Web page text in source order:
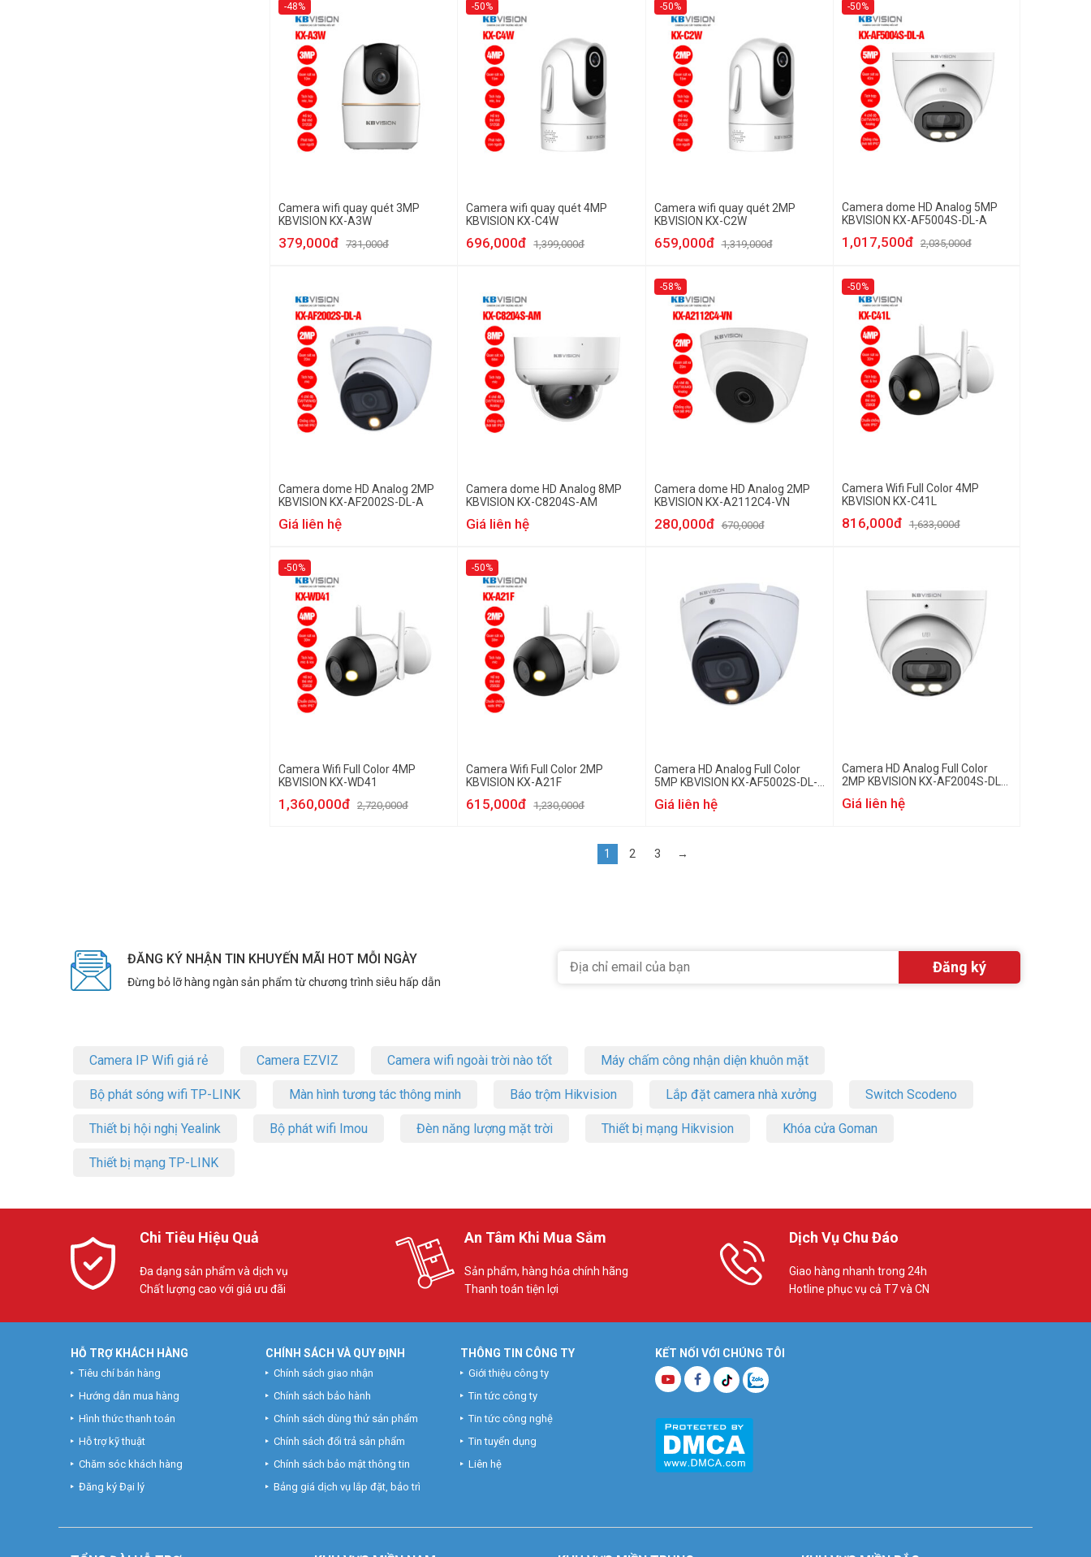
-48%
Camera wifi quay quét 3MP
KBVISION KX-A3W
379,000đ 731,000đ
-50%
Camera wifi quay quét 4MP
KBVISION KX-C4W
696,000đ 1,399,000đ
-50%
Camera wifi quay quét 2MP
KBVISION KX-C2W
659,000đ 1,319,000đ
-50%
Camera dome HD Analog 5MP
KBVISION KX-AF5004S-DL-A
1,017,500đ 2,035,000đ
Camera dome HD Analog 2MP
KBVISION KX-AF2002S-DL-A
Giá liên hệ
Camera dome HD Analog 8MP
KBVISION KX-C8204S-AM
Giá liên hệ
-58%
Camera dome HD Analog 2MP
KBVISION KX-A2112C4-VN
280,000đ 670,000đ
-50%
Camera Wifi Full Color 4MP
KBVISION KX-C41L
816,000đ 1,633,000đ
-50%
Camera Wifi Full Color 4MP
KBVISION KX-WD41
1,360,000đ 2,720,000đ
-50%
Camera Wifi Full Color 2MP
KBVISION KX-A21F
615,000đ 1,230,000đ
Camera HD Analog Full Color
5MP KBVISION KX-AF5002S-DL-
Giá liên hệ
Camera HD Analog Full Color
2MP KBVISION KX-AF2004S-DL-
Giá liên hệ
1 2 3 →
ĐĂNG KÝ NHẬN TIN KHUYẾN MÃI HOT MỖI NGÀY
Đừng bỏ lỡ hàng ngàn sản phẩm từ chương trình siêu hấp dẫn
Camera IP Wifi giá rẻ Camera EZVIZ Camera wifi ngoài trời nào tốt Máy chấm công nhận diện khuôn mặt
Bộ phát sóng wifi TP-LINK Màn hình tương tác thông minh Báo trộm Hikvision Lắp đặt camera nhà xưởng Switch Scodeno
Thiết bị hội nghị Yealink Bộ phát wifi Imou Đèn năng lượng mặt trời Thiết bị mạng Hikvision Khóa cửa Goman
Thiết bị mạng TP-LINK
Chi Tiêu Hiệu Quả
Đa dạng sản phẩm và dịch vụ
Chất lượng cao với giá ưu đãi
An Tâm Khi Mua Sắm
Sản phẩm, hàng hóa chính hãng
Thanh toán tiện lợi
Dịch Vụ Chu Đáo
Giao hàng nhanh trong 24h
Hotline phục vụ cả T7 và CN
KẾT NỐI VỚI CHÚNG TÔI
HỖ TRỢ KHÁCH HÀNG
Tiêu chí bán hàng
Hướng dẫn mua hàng
Hình thức thanh toán
Hỗ trợ kỹ thuật
Chăm sóc khách hàng
Đăng ký Đại lý
CHÍNH SÁCH VÀ QUY ĐỊNH
Chính sách giao nhận
Chính sách bảo hành
Chính sách dùng thử sản phẩm
Chính sách đổi trả sản phẩm
Chính sách bảo mật thông tin
Bảng giá dịch vụ lắp đặt, bảo trì
THÔNG TIN CÔNG TY
Giới thiệu công ty
Tin tức công ty
Tin tức công nghệ
Tin tuyển dụng
Liên hệ